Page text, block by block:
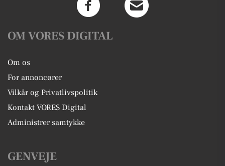
OM VORES DIGITAL
Om os
For annoncører
Vilkår og Privatlivspolitik
Kontakt VORES Digital
Administrer samtykke
GENVEJE